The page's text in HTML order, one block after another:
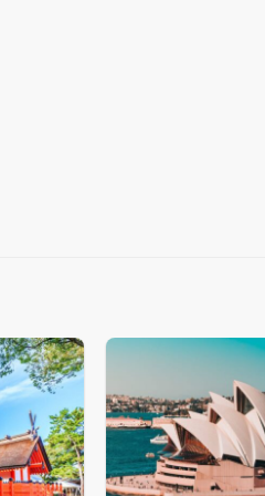
Add
to
wishlist